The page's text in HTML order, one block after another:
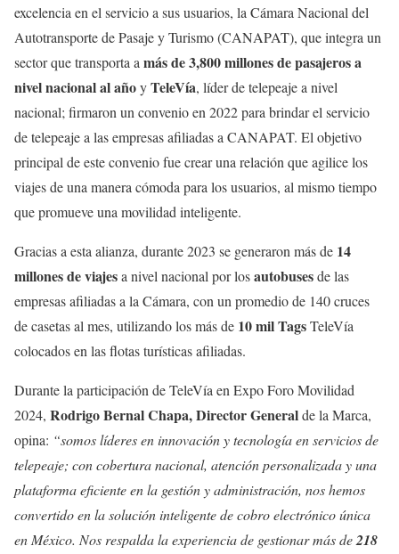
excelencia en el servicio a sus usuarios, la Cámara Nacional del
Autotransporte de Pasaje y Turismo (CANAPAT), que integra un
sector que transporta amás de 3,800 millones de pasajeros a
nivel nacionalal añoyTeleVía, líder de telepeaje a nivel
nacional; firmaron un convenio en 2022 para brindar el servicio
de telepeaje a las empresas afiliadas a CANAPAT. El objetivo
principal de este convenio fue crear una relación que agilice los
viajes de una manera cómoda para los usuarios, al mismo tiempo
que promueve una movilidad inteligente.
Gracias a esta alianza, durante 2023 se generaron más de 14
millones de viajesa nivel nacional por losautobusesde las
empresas afiliadas a la Cámara, con un promedio de 140 cruces
de casetas al mes, utilizando los más de 10 mil TagsTeleVía
colocados en las flotas turísticas afiliadas.
Durante la participación de TeleVía en Expo Foro Movilidad
2024, Rodrigo Bernal Chapa, Director Generalde la Marca,
opina: “somos líderes en innovación y tecnología en servicios de
telepeaje; con cobertura nacional, atención personalizada y una
plataforma eficiente en la gestión y administración, nos hemos
convertido en la solución inteligente de cobro electrónico única
en México. Nos respalda la experiencia de gestionar más de218